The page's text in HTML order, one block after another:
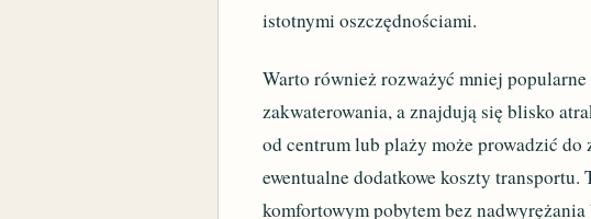
istotnymi oszczędnościami.
Warto również rozważyć mniej
zakwaterowania, a znajdują się blisko
od centrum lub plaży może prowadzić
ewentualne dodatkowe koszty
komfortowym pobytem bez nadwyrężania